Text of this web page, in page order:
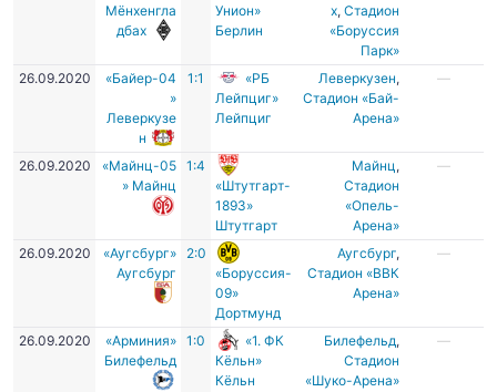
Мёнхенгла
дбах
Унион»
Берлин
х,Стадион
«Боруссия
Парк»
26.09.2020
«Байер-04
»
Леверкузе
н
1:1
«РБ
Лейпциг»
Лейпциг
Леверкузен,
Стадион «Бай-
Арена»
—
26.09.2020
«Майнц-05
» Майнц
1:4
«Штутгарт-
1893»
Штутгарт
Майнц ,
Стадион
«Опель-
Арена»
—
26.09.2020
«Аугсбург»
Аугсбург
2:0
«Боруссия-
09»
Дортмунд
Аугсбург,
Стадион «ВВК
Арена»
—
26.09.2020
«Арминия»
Билефельд
1:0
«1. ФК
Кёльн»
Кёльн
Билефельд,
Стадион
«Шуко-Арена»
—